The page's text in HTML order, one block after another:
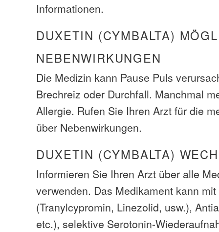
Informationen.
DUXETIN (CYMBALTA)
NEBENWIRKUNGEN
Die Medizin kann Pause Puls
Brechreiz oder Durchfall. Manchmal
Allergie. Rufen Sie Ihren Arzt für die
über Nebenwirkungen.
DUXETIN (CYMBALTA)
Informieren Sie Ihren Arzt über alle
verwenden. Das Medikament kann
(Tranylcypromin, Linezolid, usw.),
etc.), selektive Serotonin-